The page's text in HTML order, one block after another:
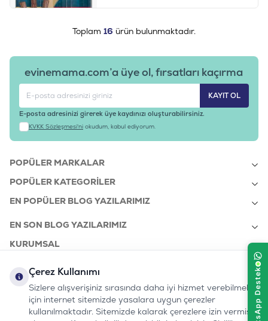
Toplam 16 ürün bulunmaktadır.
evinemama.com’a üye ol, fırsatları kaçırma
KAYIT OL
E-posta adresinizi girerek üye kaydınızı oluşturabilirsiniz.
KVKK Sözleşmesi'ni okudum, kabul ediyorum.
POPÜLER MARKALAR
POPÜLER KATEGORILER
EN POPÜLER BLOG YAZILARIMIZ
EN SON BLOG YAZILARIMIZ
KURUMSAL
bizi takip edin:
Instagram
Youtube
TiktokFacebook
Linkedin
www.evinemama.com
pati@evinemama.com
0232 7000 212
%100 MUTLU
MÜŞTERI HATTI
(haftaiçi 09.00-17.00)
Çerez Kullanımı
Sizlere alışverişiniz sırasında daha iyi hizmet verebilmek
için internet sitemizde yasalara uygun çerezler
kullanılmaktadır. Sitemizde kalarak çerezlere izin vermiş